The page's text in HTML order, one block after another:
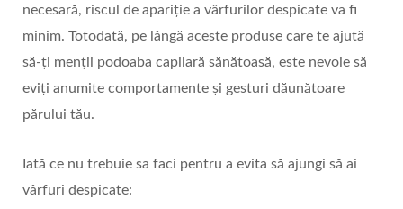
necesară, riscul de apariție a vârfurilor despicate va fi
minim. Totodată, pe lângă aceste produse care te ajută
să-ți menții podoaba capilară sănătoasă, este nevoie să
eviți anumite comportamente și gesturi dăunătoare
părului tău.
Iată ce nu trebuie sa faci pentru a evita să ajungi să ai
vârfuri despicate: